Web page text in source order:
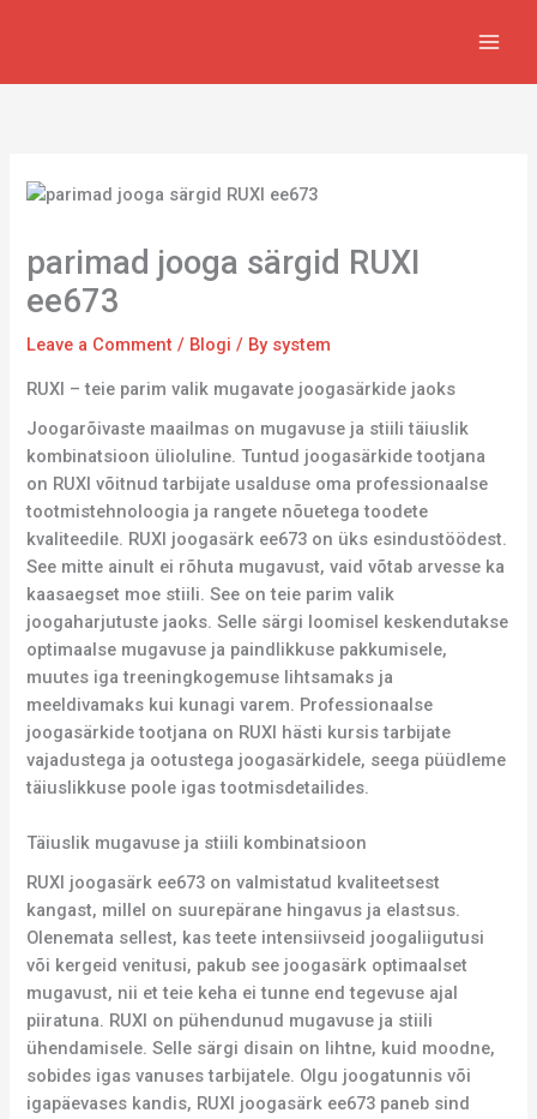
parimad jooga särgid RUXI
ee673
Leave a Comment / Blogi / By system
RUXI – teie parim valik mugavate joogasärkide jaoks
Joogarõivaste maailmas on mugavuse ja stiili täiuslik
kombinatsioon ülioluline. Tuntud joogasärkide tootjana
on RUXI võitnud tarbijate usalduse oma professionaalse
tootmistehnoloogia ja rangete nõuetega toodete
kvaliteedile. RUXI joogasärk ee673 on üks esindustöödest.
See mitte ainult ei rõhuta mugavust, vaid võtab arvesse ka
kaasaegset moe stiili. See on teie parim valik
joogaharjutuste jaoks. Selle särgi loomisel keskendutakse
optimaalse mugavuse ja paindlikkuse pakkumisele,
muutes iga treeningkogemuse lihtsamaks ja
meeldivamaks kui kunagi varem. Professionaalse
joogasärkide tootjana on RUXI hästi kursis tarbijate
vajadustega ja ootustega joogasärkidele, seega püüdleme
täiuslikkuse poole igas tootmisdetailides.
Täiuslik mugavuse ja stiili kombinatsioon
RUXI joogasärk ee673 on valmistatud kvaliteetsest
kangast, millel on suurepärane hingavus ja elastsus.
Olenemata sellest, kas teete intensiivseid joogaliigutusi
või kergeid venitusi, pakub see joogasärk optimaalset
mugavust, nii et teie keha ei tunne end tegevuse ajal
piiratuna. RUXI on pühendunud mugavuse ja stiili
ühendamisele. Selle särgi disain on lihtne, kuid moodne,
sobides igas vanuses tarbijatele. Olgu joogatunnis või
igapäevases kandis, RUXI joogasärk ee673 paneb sind